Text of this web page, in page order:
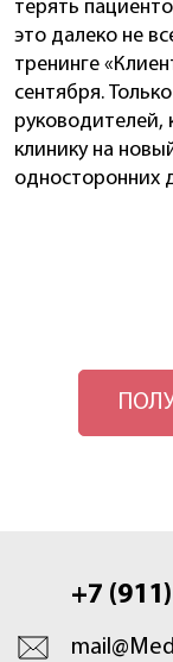
терять
это далеко не
тренинге
сентября.
руководителей,
клинику на
односторонних
+7